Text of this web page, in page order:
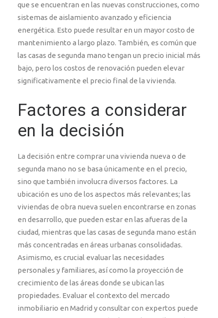
que se encuentran en las nuevas construcciones, como
sistemas de aislamiento avanzado y eficiencia
energética. Esto puede resultar en un mayor costo de
mantenimiento a largo plazo. También, es común que
las casas de segunda mano tengan un precio inicial más
bajo, pero los costos de renovación pueden elevar
significativamente el precio final de la vivienda.
Factores a considerar
en la decisión
La decisión entre comprar una vivienda nueva o de
segunda mano no se basa únicamente en el precio,
sino que también involucra diversos factores. La
ubicación es uno de los aspectos más relevantes; las
viviendas de obra nueva suelen encontrarse en zonas
en desarrollo, que pueden estar en las afueras de la
ciudad, mientras que las casas de segunda mano están
más concentradas en áreas urbanas consolidadas.
Asimismo, es crucial evaluar las necesidades
personales y familiares, así como la proyección de
crecimiento de las áreas donde se ubican las
propiedades. Evaluar el contexto del mercado
inmobiliario en Madrid y consultar con expertos puede